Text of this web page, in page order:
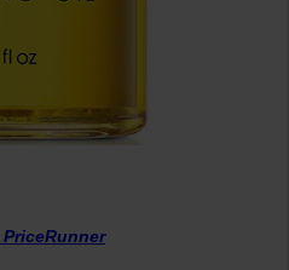
PriceRunner